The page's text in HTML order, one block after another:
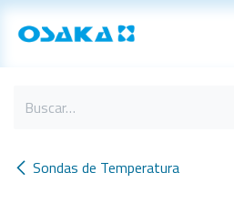
Ir al contenido
Sondas de Temperatura